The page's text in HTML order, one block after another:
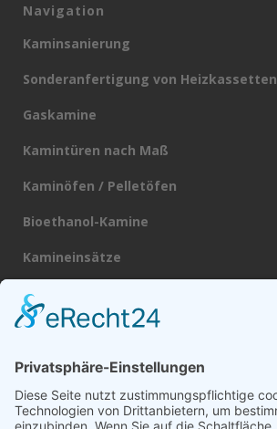
Navigation
Kaminsanierung
Sonderanfertigung von Heizkassetten
Gaskamine
Kamintüren nach Maß
Kaminöfen / Pelletöfen
Bioethanol-Kamine
Kamineinsätze
Heizkassetten
Schornsteine
Broschüre
Datenschutz